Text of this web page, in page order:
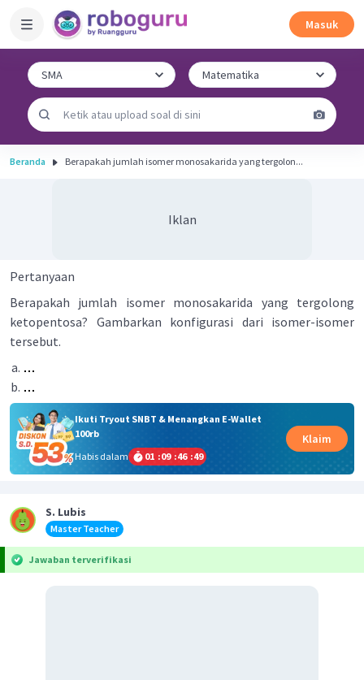
Masuk
Beranda Berapakah jumlah isomer monosakarida yang tergolon...
Iklan
Pertanyaan
Berapakah jumlah isomer monosakarida yang tergolong
ketopentosa? Gambarkan konfigurasi dari isomer-isomer
tersebut.
Ikuti Tryout SNBT & Menangkan E-Wallet
100rb
Habis dalam
01 :09 :46 :49
Klaim
S. Lubis
Master Teacher
Jawaban terverifikasi